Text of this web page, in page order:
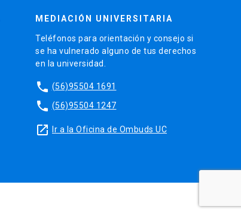
MEDIACIÓN UNIVERSITARIA
Teléfonos para orientación y consejo si
se ha vulnerado alguno de tus derechos
en la universidad.
phone (56)95504 1691
phone (56)95504 1247
launch Ir a la Oficina de Ombuds UC